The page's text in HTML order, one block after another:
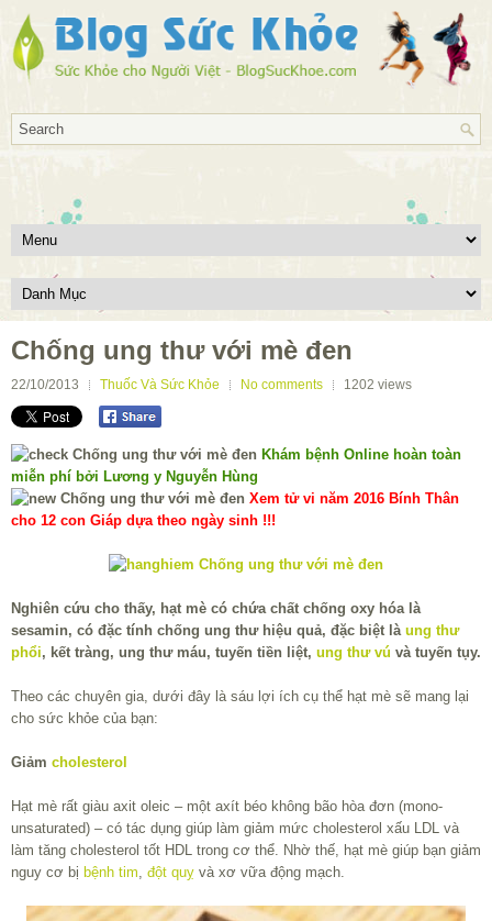
Chống ung thư với mè đen
22/10/2013 Thuốc Và Sức Khỏe No comments 1202 views
Khám bệnh Online hoàn toàn
miễn phí bởi Lương y Nguyễn Hùng
Xem tử vi năm 2016 Bính Thân
cho 12 con Giáp dựa theo ngày sinh !!!
Nghiên cứu cho thấy, hạt mè có chứa chất chống oxy hóa là
sesamin, có đặc tính chống ung thư hiệu quả, đặc biệt là ung thư
phổi, kết tràng, ung thư máu, tuyến tiền liệt, ung thư vú và tuyến tụy.
Theo các chuyên gia, dưới đây là sáu lợi ích cụ thể hạt mè sẽ mang lại
cho sức khỏe của bạn:
Giảm cholesterol
Hạt mè rất giàu axit oleic – một axít béo không bão hòa đơn (mono-
unsaturated) – có tác dụng giúp làm giảm mức cholesterol xấu LDL và
làm tăng cholesterol tốt HDL trong cơ thể. Nhờ thế, hạt mè giúp bạn giảm
nguy cơ bị bệnh tim, đột quỵ và xơ vữa động mạch.